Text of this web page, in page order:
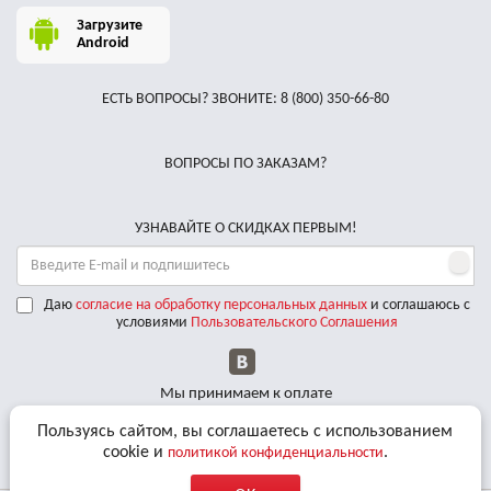
Загрузите
Android
ЕСТЬ ВОПРОСЫ? ЗВОНИТЕ: 8 (800) 350-66-80
ВОПРОСЫ ПО ЗАКАЗАМ?
УЗНАВАЙТЕ О СКИДКАХ ПЕРВЫМ!
Даю согласие на обработку персональных данныхи соглашаюсь с
условиями Пользовательского Соглашения
Мы принимаем к оплате
Доставляем по РФ курьерскими службами
Пользуясь сайтом, вы соглашаетесь с использованием
cookie и политикой конфиденциальности.